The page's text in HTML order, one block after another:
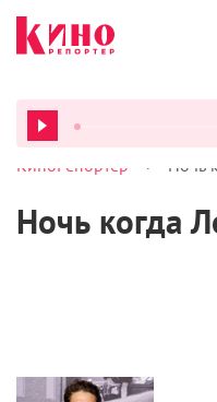
ВСЕ ПОДКАСТЫ
КиноРепортер > Ночь
Ночь когда